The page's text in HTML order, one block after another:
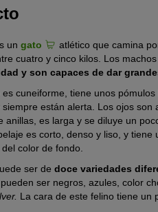
un gato
atlético que camina
cuatro y cinco kilos. Los
y son capaces de dar
es cuneiforme, tiene unos
siempre están alerta. Los ojos
anillas, es larga y se diluye un
es corto, denso y liso, y
color de fondo.
ser de doce variedades
ser negros, azules, color
La cara de este felino tiene un